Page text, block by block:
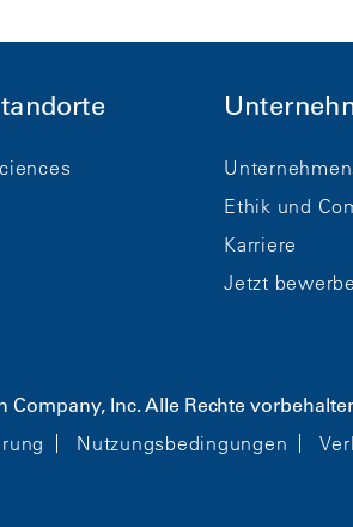
Ethik und
Karriere
Jetzt
Company, Inc. Alle Rechte
Nutzungsbedingungen